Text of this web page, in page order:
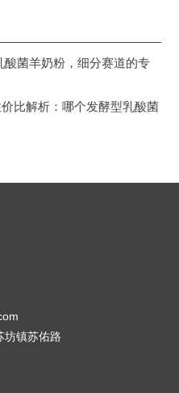
酸菌羊奶粉，细分赛道的专
比解析：哪个发酵型乳酸菌
坊镇苏佑路